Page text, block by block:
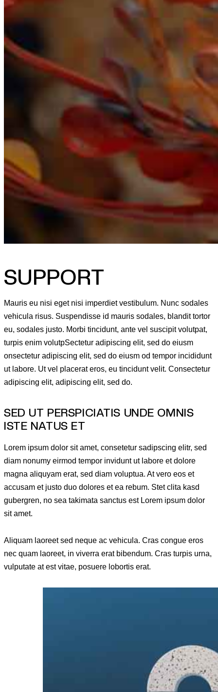
SUPPORT
Mauris eu nisi eget nisi imperdiet vestibulum. Nunc sodales
vehicula risus. Suspendisse id mauris sodales, blandit tortor
eu, sodales justo. Morbi tincidunt, ante vel suscipit volutpat,
turpis enim volutpSectetur adipiscing elit, sed do eiusm
onsectetur adipiscing elit, sed do eiusm od tempor incididunt
ut labore. Ut vel placerat eros, eu tincidunt velit. Consectetur
adipiscing elit, adipiscing elit, sed do.
SED UT PERSPICIATIS UNDE OMNIS
ISTE NATUS ET
Lorem ipsum dolor sit amet, consetetur sadipscing elitr, sed
diam nonumy eirmod tempor invidunt ut labore et dolore
magna aliquyam erat, sed diam voluptua. At vero eos et
accusam et justo duo dolores et ea rebum. Stet clita kasd
gubergren, no sea takimata sanctus est Lorem ipsum dolor
sit amet.
Aliquam laoreet sed neque ac vehicula. Cras congue eros
nec quam laoreet, in viverra erat bibendum. Cras turpis urna,
vulputate at est vitae, posuere lobortis erat.